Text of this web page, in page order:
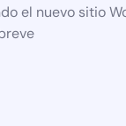
el nuevo sitio